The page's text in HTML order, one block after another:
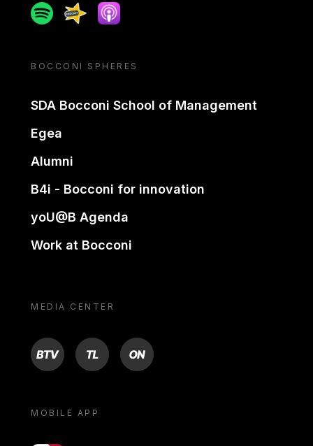
SpotifySpreakerApple podcast
BOCCONI SPHERES
SDA Bocconi School of Management
Egea
Alumni
B4i - Bocconi for innovation
yoU@B Agenda
Work at Bocconi
MEDIA CENTER
BTV TL ON
MOBILE APP